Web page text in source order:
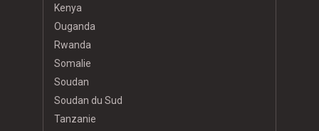
Kenya
Ouganda
Rwanda
Somalie
Soudan
Soudan du Sud
Tanzanie